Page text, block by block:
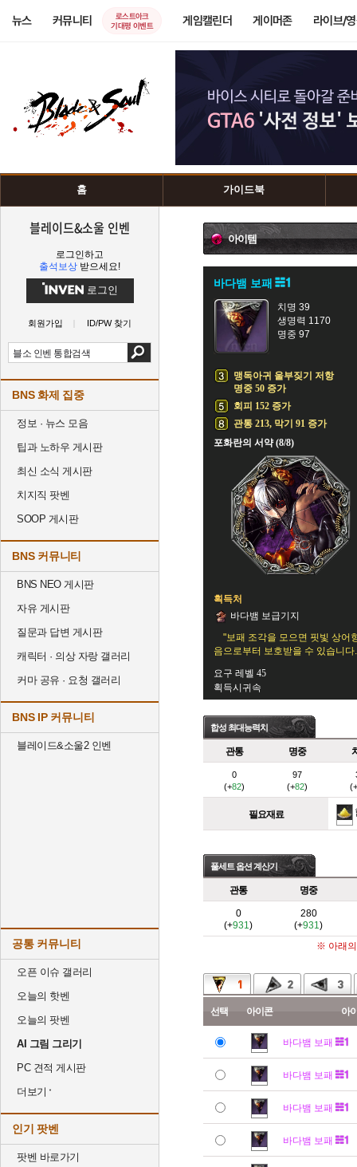
뉴스 커뮤니티
로스트아크
기대평 이벤트
게임캘린더 게이머존 라이브/
홈 가이드북
블레이드&소울 인벤
로그인하고
출석보상 받으세요!
로그인
회원가입 ID/PW 찾기
BNS 화제 집중
정보 · 뉴스 모음
팁과 노하우 게시판
최신 소식 게시판
치지직 팟벤
SOOP 게시판
BNS 커뮤니티
BNS NEO 게시판
자유 게시판
질문과 답변 게시판
캐릭터 · 의상 자랑 갤러리
커마 공유 · 요청 갤러리
BNS IP 커뮤니티
블레이드&소울2 인벤
공통 커뮤니티
오픈 이슈 갤러리
오늘의 핫벤
오늘의 팟벤
AI 그림 그리기
PC 견적 게시판
더보기
인기 팟벤
팟벤 바로가기
아이템
바다뱀 보패
치명 39
생명력 1170
명중 97
맹독아귀 울부짖기 저항
명중 50 증가
회피 152 증가
관통 213, 막기 91 증가
포화란의 서약 (8/8)
획득처
바다뱀 보급기지
"보패 조각을 모으면 핏빛 상어
음으로부터 보호받을 수 있습니다
요구 레벨 45
획득시귀속
합성 최대능력치
관통 명중
0
(+82)
97
(+82)
(+
필요재료
풀세트 옵션 계산기
관통 명중
0
(+931)
280
(+931)
※ 아래의
선택 아이콘 아
바다뱀 보패
바다뱀 보패
바다뱀 보패
바다뱀 보패